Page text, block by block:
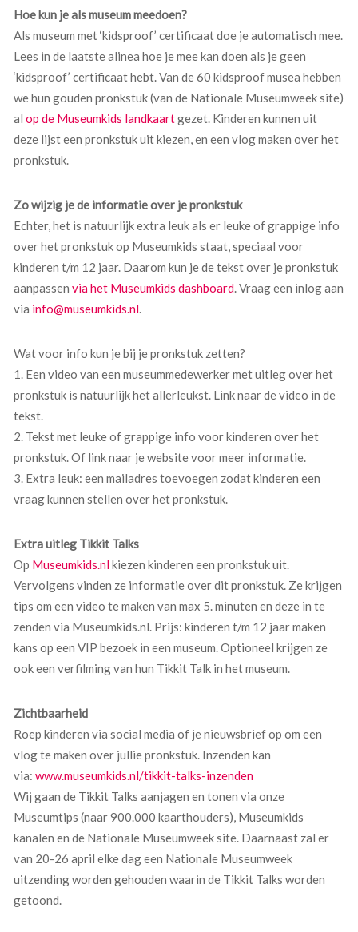
Hoe kun je als museum meedoen?
Als museum met ‘kidsproof’ certificaat doe je automatisch mee.
Lees in de laatste alinea hoe je mee kan doen als je geen
‘kidsproof’ certificaat hebt. Van de 60 kidsproof musea hebben
we hun gouden pronkstuk (van de Nationale Museumweek site)
alop de Museumkids landkaartgezet. Kinderen kunnen uit
deze lijst een pronkstuk uit kiezen, en een vlog maken over het
pronkstuk.
Zo wijzig je de informatie over je pronkstuk
Echter, het is natuurlijk extra leuk als er leuke of grappige info
over het pronkstuk op Museumkids staat, speciaal voor
kinderen t/m 12 jaar. Daarom kun je de tekst over je pronkstuk
aanpassenvia het Museumkids dashboard. Vraag een inlog aan
via info@museumkids.nl.
Wat voor info kun je bij je pronkstuk zetten?
1. Een video van een museummedewerker met uitleg over het
pronkstuk is natuurlijk het allerleukst. Link naar de video in de
tekst.
2. Tekst met leuke of grappige info voor kinderen over het
pronkstuk. Of link naar je website voor meer informatie.
3. Extra leuk: een mailadres toevoegen zodat kinderen een
vraag kunnen stellen over het pronkstuk.
Extra uitleg Tikkit Talks
Op Museumkids.nlkiezen kinderen een pronkstuk uit.
Vervolgens vinden ze informatie over dit pronkstuk. Ze krijgen
tips om een video te maken van max 5. minuten en deze in te
zenden via Museumkids.nl. Prijs: kinderen t/m 12 jaar maken
kans op een VIP bezoek in een museum. Optioneel krijgen ze
ook een verfilming van hun Tikkit Talk in het museum.
Zichtbaarheid
Roep kinderen via social media of je nieuwsbrief op om een
vlog te maken over jullie pronkstuk. Inzenden kan
via:www.museumkids.nl/tikkit-talks-inzenden
Wij gaan de Tikkit Talks aanjagen en tonen via onze
Museumtips (naar 900.000 kaarthouders), Museumkids
kanalen en de Nationale Museumweek site. Daarnaast zal er
van 20-26 april elke dag een Nationale Museumweek
uitzending worden gehouden waarin de Tikkit Talks worden
getoond.